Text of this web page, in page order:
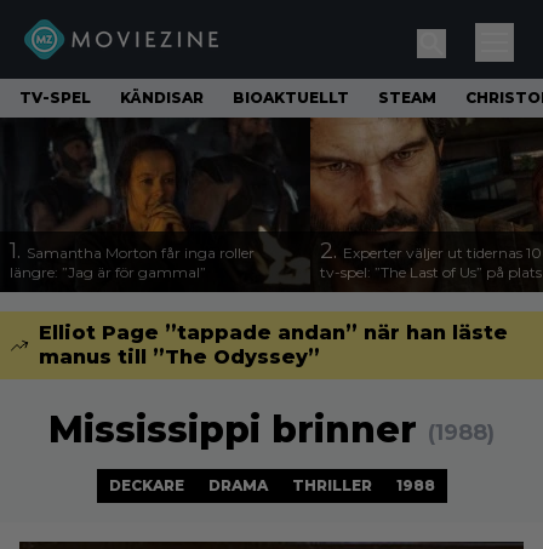
TV-SPEL KÄNDISAR BIOAKTUELLT STEAM
1. Samantha Morton får inga roller
längre: ”Jag är för gammal”
2. Experter väljer ut tidernas
tv-spel: ”The Last of Us” på
Elliot Page ”tappade andan” när han läste
manus till ”The Odyssey”
Mississippi brinner (1988)
DECKARE DRAMA THRILLER 1988